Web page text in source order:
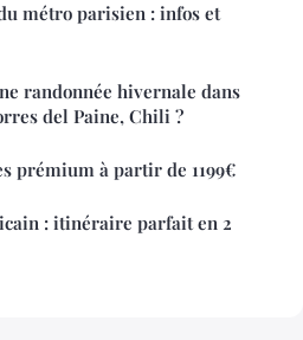
métro parisien : infos et
randonnée hivernale dans
del Paine, Chili ?
prémium à partir de 1199€
: itinéraire parfait en 2